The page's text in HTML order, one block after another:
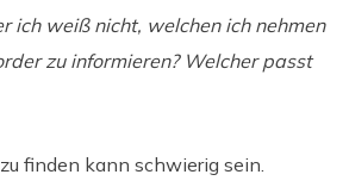
ich weiß nicht, welchen ich nehmen
zu informieren? Welcher passt
finden kann schwierig sein.